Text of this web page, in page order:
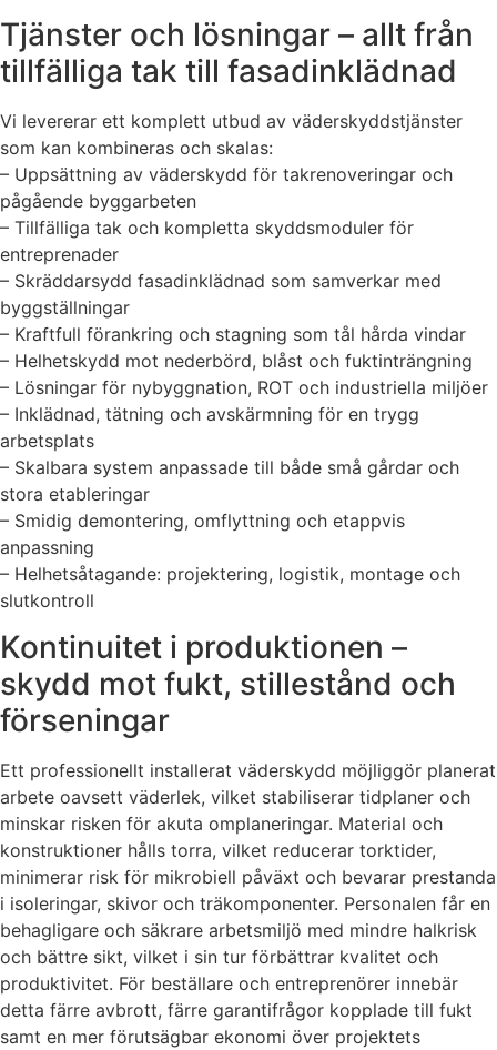
Tjänster och lösningar – allt från
tillfälliga tak till fasadinklädnad
Vi levererar ett komplett utbud av väderskyddstjänster
som kan kombineras och skalas:
– Uppsättning av väderskydd för takrenoveringar och
pågående byggarbeten
– Tillfälliga tak och kompletta skyddsmoduler för
entreprenader
– Skräddarsydd fasadinklädnad som samverkar med
byggställningar
– Kraftfull förankring och stagning som tål hårda vindar
– Helhetskydd mot nederbörd, blåst och fuktinträngning
– Lösningar för nybyggnation, ROT och industriella miljöer
– Inklädnad, tätning och avskärmning för en trygg
arbetsplats
– Skalbara system anpassade till både små gårdar och
stora etableringar
– Smidig demontering, omflyttning och etappvis
anpassning
– Helhetsåtagande: projektering, logistik, montage och
slutkontroll
Kontinuitet i produktionen –
skydd mot fukt, stillestånd och
förseningar
Ett professionellt installerat väderskydd möjliggör planerat
arbete oavsett väderlek, vilket stabiliserar tidplaner och
minskar risken för akuta omplaneringar. Material och
konstruktioner hålls torra, vilket reducerar torktider,
minimerar risk för mikrobiell påväxt och bevarar prestanda
i isoleringar, skivor och träkomponenter. Personalen får en
behagligare och säkrare arbetsmiljö med mindre halkrisk
och bättre sikt, vilket i sin tur förbättrar kvalitet och
produktivitet. För beställare och entreprenörer innebär
detta färre avbrott, färre garantifrågor kopplade till fukt
samt en mer förutsägbar ekonomi över projektets